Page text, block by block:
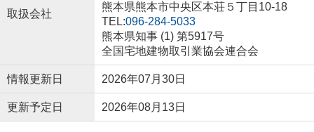
取扱会社
熊本県熊本市中央区本荘５丁目10-18
TEL:096-284-5033
熊本県知事 (1) 第5917号
全国宅地建物取引業協会連合会
情報更新日 2026年07月30日
更新予定日 2026年08月13日